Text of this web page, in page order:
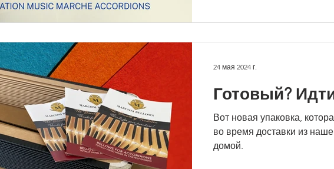
Готовый?
Вот новая упаковка,
во время доставки из
домой.
24 мая 2024 г.